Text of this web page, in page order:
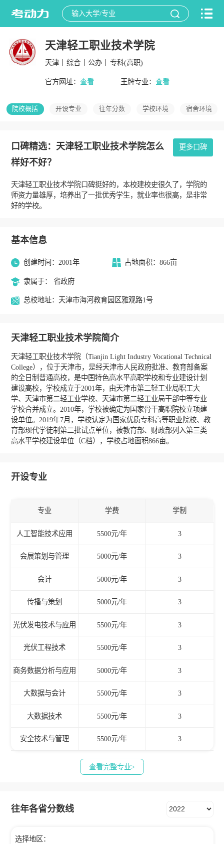
天津轻工职业技术学院
天津 综合 公办 专科(高职)
官方网址： 查看 王牌专业：查看
院校概括 开设专业 往年分数 学校环境 宿舍环境
口碑精选：天津轻工职业技术学院怎么
样好不好？
更多口碑
天津轻工职业技术学院口碑挺好的，本校建校史很久了，学院的
师资力量雄厚，培养出了一批优秀学生，就业率也很高，是非常
好的学校。
基本信息
创建时间：2001年 占地面积：866亩
隶属于： 省政府
总校地址：天津市海河教育园区雅观路1号
天津轻工职业技术学院简介
天津轻工职业技术学院（Tianjin Light Industry Vocational Technical
College），位于天津市，是经天津市人民政府批准、教育部备案
的全日制普通高校，是中国特色高水平高职学校和专业建设计划
建设高校，学校成立于2001年，由天津市第二轻工业局职工大
学、天津市第二轻工业学校、天津市第二轻工业局干部中等专业
学校合并成立。2010年，学校被确定为国家骨干高职院校立项建
设单位。2019年7月，学校认定为国家优质专科高等职业院校、教
育部现代学徒制第二批试点单位，被教育部、财政部列入第三类
高水平学校建设单位（C档），学校占地面积866亩。
开设专业
专业 学费 学制
人工智能技术应用 5500元/年 3
会展策划与管理 5000元/年 3
会计 5000元/年 3
传播与策划 5000元/年 3
光伏发电技术与应用 5500元/年 3
光伏工程技术 5500元/年 3
商务数据分析与应用 5000元/年 3
大数据与会计 5500元/年 3
大数据技术 5500元/年 3
安全技术与管理 5500元/年 3
查看完整专业>
往年各省分数线
选择地区：